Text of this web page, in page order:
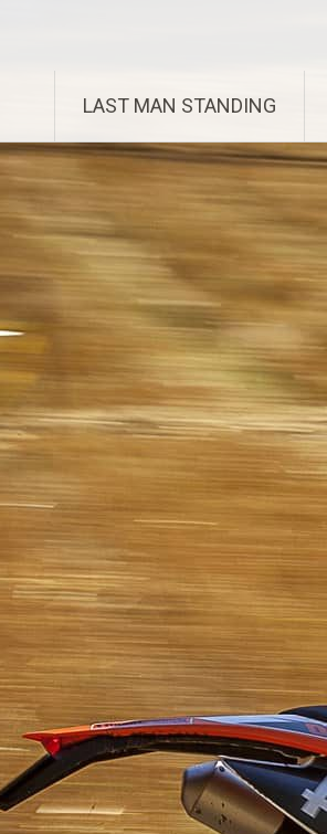
contenu
LAST MAN STANDING